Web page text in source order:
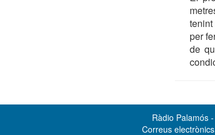
per
de
Ràdio Palamós
Correus